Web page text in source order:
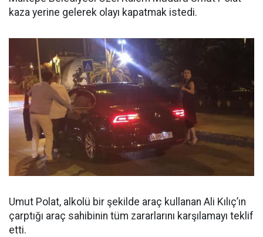
kaza yerine gelerek olayı kapatmak istedi.
Umut Polat, alkolü bir şekilde araç kullanan Ali Kılıç’ın
çarptığı araç sahibinin tüm zararlarını karşılamayı teklif
etti.